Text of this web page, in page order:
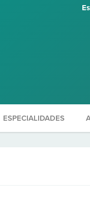
ESPECIALIDADES